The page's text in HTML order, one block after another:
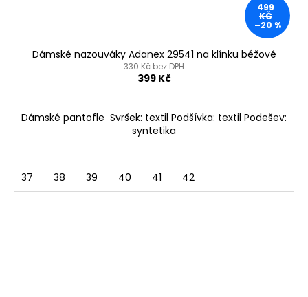
499
KČ
–20 %
Dámské nazouváky Adanex 29541 na klínku béžové
330 Kč bez DPH
399 Kč
Dámské pantofle Svršek: textil Podšívka: textil Podešev:
syntetika
37 38 39 40 41 42